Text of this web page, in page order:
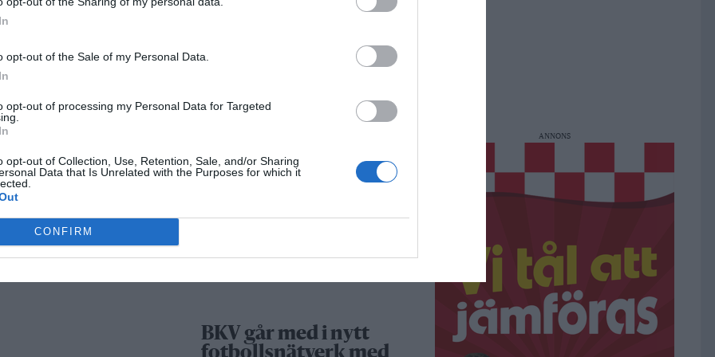
opt-out of the Sale of my Personal Data.
opt-out of processing my Personal Data for Targeted
opt-out of Collection, Use, Retention, Sale, and/or Sharing
Data that Is Unrelated with the Purposes for which it
CONFIRM
Säkerhetslösningar i
Norrtälje – allt fler
kameraövervakning och
Sport
för hemmamatch
BKV går med i nytt
ANNONS